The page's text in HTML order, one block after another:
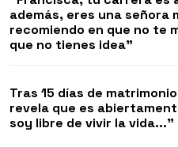
además, eres una señora
recomiendo en que no te
que no tienes idea"
Tras 15 días de
revela que es
soy libre de vivir la vida..."